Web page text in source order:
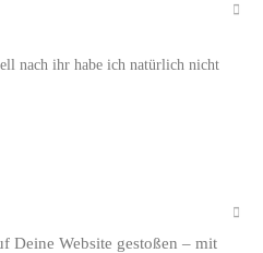
nach ihr habe ich natürlich nicht
Deine Website gestoßen – mit